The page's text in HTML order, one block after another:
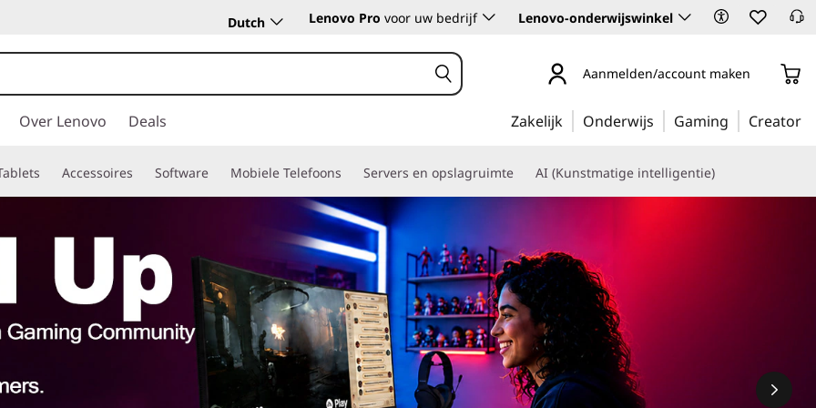
Dutch Lenovo Pro voor uw bedrijf Lenovo-onderwijswinkel
Aanmelden/account maken
Over Lenovo Deals Zakelijk Onderwijs Gaming Creator
Accessoires Software Mobiele Telefoons Servers en opslagruimte AI (Kunstmatige intelligentie)